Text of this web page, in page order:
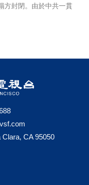
方封閉。由於中共一貫
CA 95050